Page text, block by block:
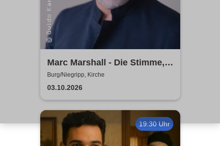
Marc Marshall - Die Stimme,
die berührt - Live 2026
Burg/Niegripp, Kirche
03.10.2026
19:30 Uhr